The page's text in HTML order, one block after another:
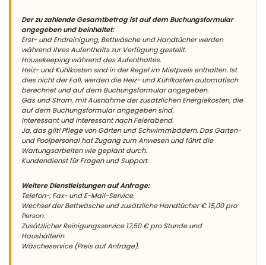
Der zu zahlende Gesamtbetrag ist auf dem Buchungsformular
angegeben und beinhaltet:
Erst- und Endreinigung, Bettwäsche und Handtücher werden
während Ihres Aufenthalts zur Verfügung gestellt.
Housekeeping während des Aufenthaltes.
Heiz- und Kühlkosten sind in der Regel im Mietpreis enthalten. Ist
dies nicht der Fall, werden die Heiz- und Kühlkosten automatisch
berechnet und auf dem Buchungsformular angegeben.
Gas und Strom, mit Ausnahme der zusätzlichen Energiekosten, die
auf dem Buchungsformular angegeben sind.
Interessant und interessant nach Feierabend.
Ja, das gilt! Pflege von Gärten und Schwimmbädern. Das Garten-
und Poolpersonal hat Zugang zum Anwesen und führt die
Wartungsarbeiten wie geplant durch.
Kundendienst für Fragen und Support.
Weitere Dienstleistungen auf Anfrage:
Telefon-, Fax- und E-Mail-Service.
Wechsel der Bettwäsche und zusätzliche Handtücher € 15,00 pro
Person.
Zusätzlicher Reinigungsservice 17,50 € pro Stunde und
Haushälterin.
Wäscheservice (Preis auf Anfrage).